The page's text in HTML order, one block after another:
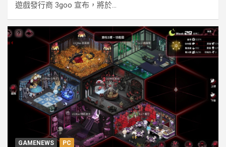
遊戲發行商 3goo 宣布，將於...
GAMENEWS PC